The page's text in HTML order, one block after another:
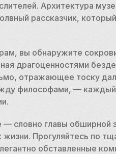
Архитектура
рассказчик,
вы обнаружите
драгоценностями
отражающее тоску
философами, —
словно главы обширной
жизни. Прогуляйтесь по
обставленные